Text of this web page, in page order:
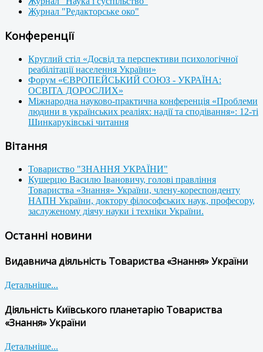
Журнал "Редакторське око"
Конференції
Круглий стіл «Досвід та перспективи психологічної
реабілітації населення України»
Форум «ЄВРОПЕЙСЬКИЙ СОЮЗ - УКРАЇНА:
ОСВІТА ДОРОСЛИХ»
Міжнародна науково-практична конференція «Проблеми
людини в українських реаліях: надії та сподівання»: 12-ті
Шинкаруківські читання
Вітання
Товариство "ЗНАННЯ УКРАЇНИ"
Кушерцю Василю Івановичу, голові правління
Товариства «Знання» України, члену-кореспонденту
НАПН України, доктору філософських наук, професору,
заслуженому діячу науки і техніки України.
Останні новини
Видавнича діяльність Товариства «Знання» України
Детальніше...
Діяльність Київського планетарію Товариства
«Знання» України
Детальніше...